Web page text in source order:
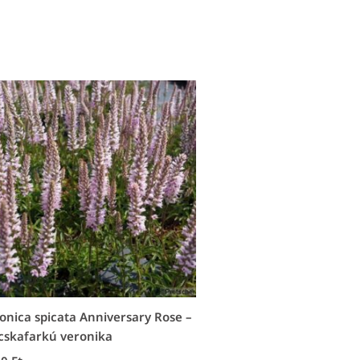
spicata Anniversary Rose –
veronika